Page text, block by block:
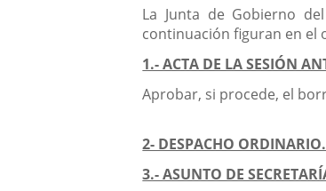
Descripción
La Junta de Gobierno
continuación figuran en el
1.- ACTA DE LA SESIÓN
Aprobar, si procede, el
2- DESPACHO ORDINARIO.
3.- ASUNTO DE